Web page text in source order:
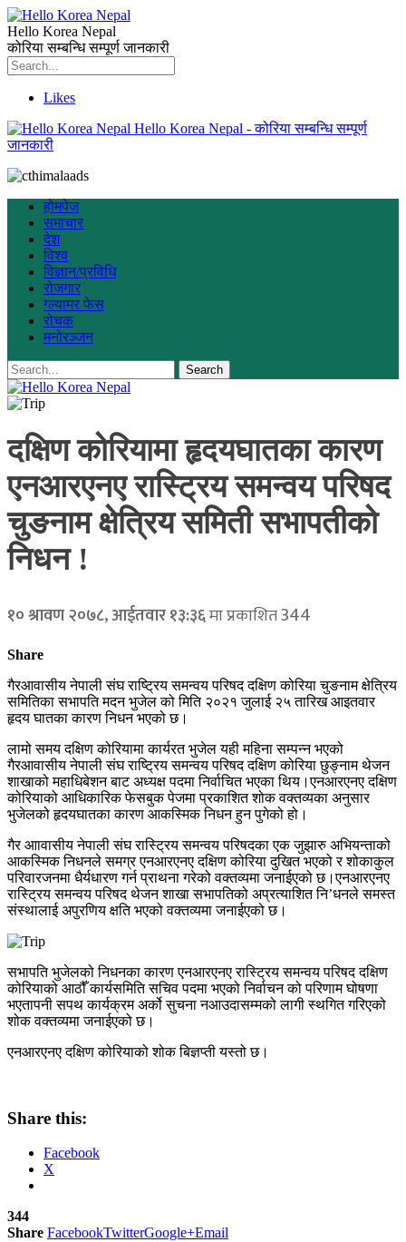
Hello Korea Nepal
कोरिया सम्बन्धि सम्पूर्ण जानकारी
Likes
Hello Korea Nepal - कोरिया सम्बन्धि सम्पूर्ण
जानकारी
होमपेज
समाचार
देश
विश्व
विज्ञान/प्रविधि
रोजगार
ग्ल्यामर फेस
रोचक
मनोरञ्जन
दक्षिण कोरियामा हृदयघातका कारण
एनआरएनए रास्ट्रिय समन्वय परिषद
चुङनाम क्षेत्रिय समिती सभापतीको
निधन !
१० श्रावण २०७८, आईतवार १३:३६मा प्रकाशित344
Share
गैरआवासीय नेपाली संघ राष्ट्रिय समन्वय परिषद दक्षिण कोरिया चुङनाम क्षेत्रिय
समितिका सभापति मदन भुजेल को मिति २०२१ जुलाई २५ तारिख आइतवार
हृदय घातका कारण निधन भएको छ।
लामो समय दक्षिण कोरियामा कार्यरत भुजेल यही महिना सम्पन्न भएको
गैरआवासीय नेपाली संघ राष्ट्रिय समन्वय परिषद दक्षिण कोरिया छुङ्नाम थेजन
शाखाको महाधिबेशन बाट अध्यक्ष पदमा निर्वाचित भएका थिय।एनआरएनए दक्षिण
कोरियाको आधिकारिक फेसबुक पेजमा प्रकाशित शोक वक्तव्यका अनुसार
भुजेलको हृदयघातका कारण आकस्मिक निधन हुन पुगेको हो।
गैर आावासीय नेपाली संघ रास्ट्रिय समन्वय परिषदका एक जुझारु अभियन्ताको
आकस्मिक निधनले समग्र एनआरएनए दक्षिण कोरिया दुखित भएको र शोकाकुल
परिवारजनमा धैर्यधारण गर्न प्राथना गरेको वक्तव्यमा जनाईएको छ।एनआरएनए
रास्ट्रिय समन्वय परिषद थेजन शाखा सभापतिको अप्रत्याशित नि’धनले समस्त
संस्थालाई अपुरणिय क्षति भएको वक्तव्यमा जनाईएको छ।
सभापति भुजेलको निधनका कारण एनआरएनए रास्ट्रिय समन्वय परिषद दक्षिण
कोरियाको आठौँ कार्यसमिति सचिव पदमा भएको निर्वाचन को परिणाम घोषणा
भएतापनी सपथ कार्यक्रम अर्को सुचना नआउदासम्मको लागी स्थगित गरिएको
शोक वक्तव्यमा जनाईएको छ।
एनआरएनए दक्षिण कोरियाको शोक बिज्ञप्ती यस्तो छ।
Share this:
Facebook
X
344
Share FacebookTwitterGoogle+Email